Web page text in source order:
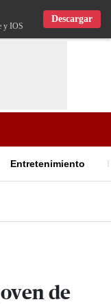
y IOS
Descargar
Entretenimiento
de